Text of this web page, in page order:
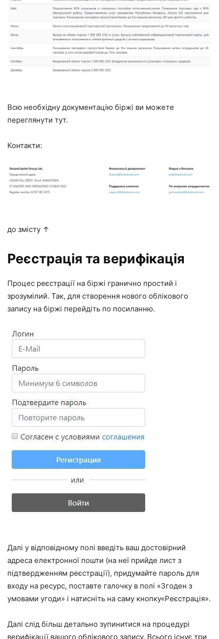
Всю необхідну документацію біржі ви можете
переглянути тут.
Контакти:
до змісту ↑
Реєстрація та верифікація
Процес реєстрації на біржі гранично простий і
зрозумілий. Так, для створення нового облікового
запису на біржі перейдіть по посиланню.
Далі у відповідному полі введіть ваш достовірний
адреса електронної пошти (на неї прийде лист з
підтвердженням реєстрації), придумайте пароль для
входу на ресурс, поставте галочку в полі «Згоден з
умовами угоди» і натисніть на саму кнопку«Реєстрація».
Далі слід більш детально зупинитися на процедурі
верифікації вашого облікового запису. Всього існує три